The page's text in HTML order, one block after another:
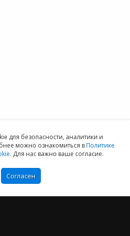
для безопасности, аналитики и
можно ознакомиться вПолитике
. Для нас важно ваше согласие.
Согласен
передовые облачные технологии и
каждом пользователе.